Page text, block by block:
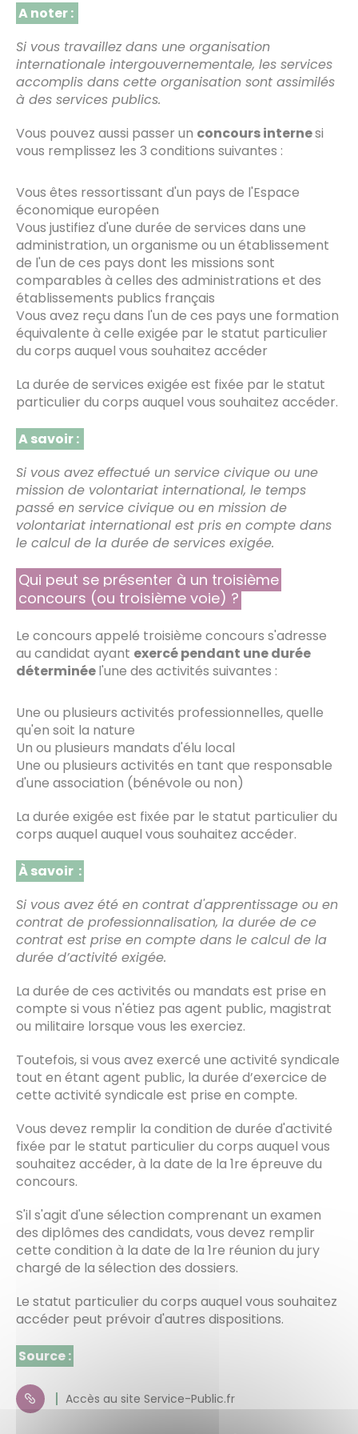
A noter :
Si vous travaillez dans une organisation
internationale intergouvernementale, les services
accomplis dans cette organisation sont assimilés
à des services publics.
Vous pouvez aussi passer un concours internesi
vous remplissez les 3 conditions suivantes :
Vous êtes ressortissant d'un pays de l'Espace
économique européen
Vous justifiez d'une durée de services dans une
administration, un organisme ou un établissement
de l'un de ces pays dont les missions sont
comparables à celles des administrations et des
établissements publics français
Vous avez reçu dans l'un de ces pays une formation
équivalente à celle exigée par le statut particulier
du corps auquel vous souhaitez accéder
La durée de services exigée est fixée par le statut
particulier du corps auquel vous souhaitez accéder.
A savoir :
Si vous avez effectué un service civique ou une
mission de volontariat international, le temps
passé en service civique ou en mission de
volontariat international est pris en compte dans
le calcul de la durée de services exigée.
Qui peut se présenter à un troisième
concours (ou troisième voie) ?
Le concours appelé troisième concours s'adresse
au candidat ayant exercé pendant une durée
déterminéel'une des activités suivantes :
Une ou plusieurs activités professionnelles, quelle
qu'en soit la nature
Un ou plusieurs mandats d'élu local
Une ou plusieurs activités en tant que responsable
d'une association (bénévole ou non)
La durée exigée est fixée par le statut particulier du
corps auquel auquel vous souhaitez accéder.
À savoir :
Si vous avez été en contrat d'apprentissage ou en
contrat de professionnalisation, la durée de ce
contrat est prise en compte dans le calcul de la
durée d’activité exigée.
La durée de ces activités ou mandats est prise en
compte si vous n'étiez pas agent public, magistrat
ou militaire lorsque vous les exerciez.
Toutefois, si vous avez exercé une activité syndicale
tout en étant agent public, la durée d’exercice de
cette activité syndicale est prise en compte.
Vous devez remplir la condition de durée d'activité
fixée par le statut particulier du corps auquel vous
souhaitez accéder, à la date de la 1re épreuve du
concours.
S'il s'agit d'une sélection comprenant un examen
des diplômes des candidats, vous devez remplir
cette condition à la date de la 1re réunion du jury
chargé de la sélection des dossiers.
Le statut particulier du corps auquel vous souhaitez
accéder peut prévoir d'autres dispositions.
Source :
Accès au site Service-Public.fr